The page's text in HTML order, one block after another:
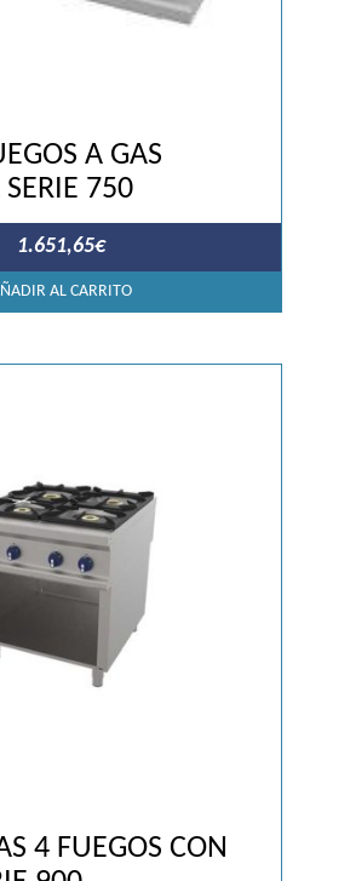
A GAS
750
1.651,65€
AL CARRITO
4 FUEGOS CON